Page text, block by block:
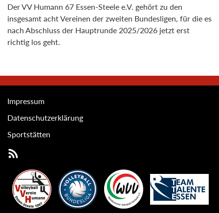
Der VV Humann 67 Essen-Steele e.V. gehört zu den
insgesamt acht Vereinen der zweiten Bundesligen, für die es
nach Abschluss der Hauptrunde 2025/2026 jetzt erst
richtig los geht.
Impressum
Datenschutzerklärung
Sportstätten